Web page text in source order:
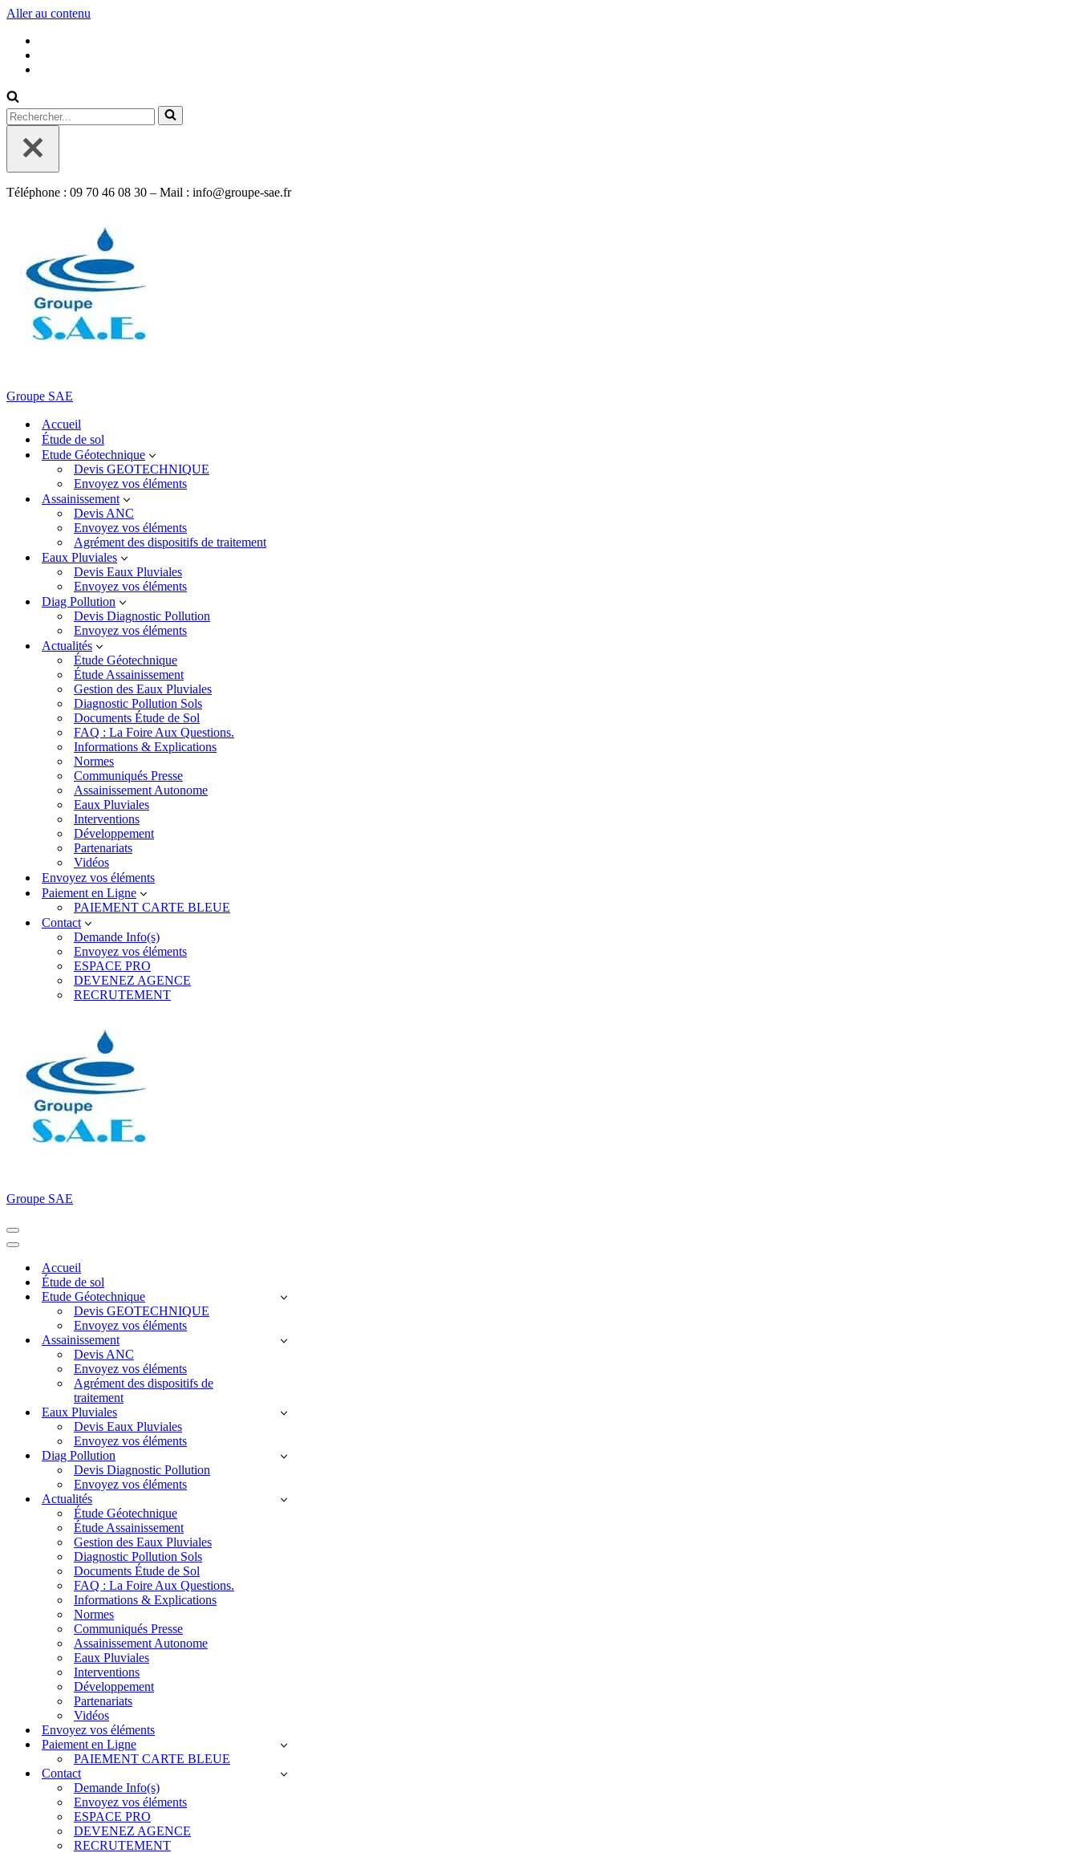
Aller au contenu
Rechercher...
Téléphone : 09 70 46 08 30 – Mail : info@groupe-sae.fr
Groupe SAE
Accueil
Étude de sol
Etude Géotechnique
Devis GEOTECHNIQUE
Envoyez vos éléments
Assainissement
Devis ANC
Envoyez vos éléments
Agrément des dispositifs de traitement
Eaux Pluviales
Devis Eaux Pluviales
Envoyez vos éléments
Diag Pollution
Devis Diagnostic Pollution
Envoyez vos éléments
Actualités
Étude Géotechnique
Étude Assainissement
Gestion des Eaux Pluviales
Diagnostic Pollution Sols
Documents Étude de Sol
FAQ : La Foire Aux Questions.
Informations & Explications
Normes
Communiqués Presse
Assainissement Autonome
Eaux Pluviales
Interventions
Développement
Partenariats
Vidéos
Envoyez vos éléments
Paiement en Ligne
PAIEMENT CARTE BLEUE
Contact
Demande Info(s)
Envoyez vos éléments
ESPACE PRO
DEVENEZ AGENCE
RECRUTEMENT
Groupe SAE
Menu
de
Menu
navigationAccueil
Étude de sol
Etude Géotechnique
Devis GEOTECHNIQUE
Envoyez vos éléments
Assainissement
Devis ANC
Envoyez vos éléments
Agrément des dispositifs de
traitement
Eaux Pluviales
Devis Eaux Pluviales
Envoyez vos éléments
Diag Pollution
Devis Diagnostic Pollution
Envoyez vos éléments
Actualités
Étude Géotechnique
Étude Assainissement
Gestion des Eaux Pluviales
Diagnostic Pollution Sols
Documents Étude de Sol
FAQ : La Foire Aux Questions.
Informations & Explications
Normes
Communiqués Presse
Assainissement Autonome
Eaux Pluviales
Interventions
Développement
Partenariats
Vidéos
Envoyez vos éléments
Paiement en Ligne
PAIEMENT CARTE BLEUE
Contact
Demande Info(s)
Envoyez vos éléments
ESPACE PRO
DEVENEZ AGENCE
RECRUTEMENT